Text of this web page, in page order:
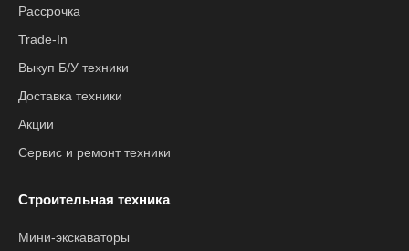
Рассрочка
Trade-In
Выкуп Б/У техники
Доставка техники
Акции
Сервис и ремонт техники
Строительная техника
Мини-экскаваторы